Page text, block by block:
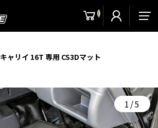
0
キャリイ 16T 専用 CS3Dマット
1/5